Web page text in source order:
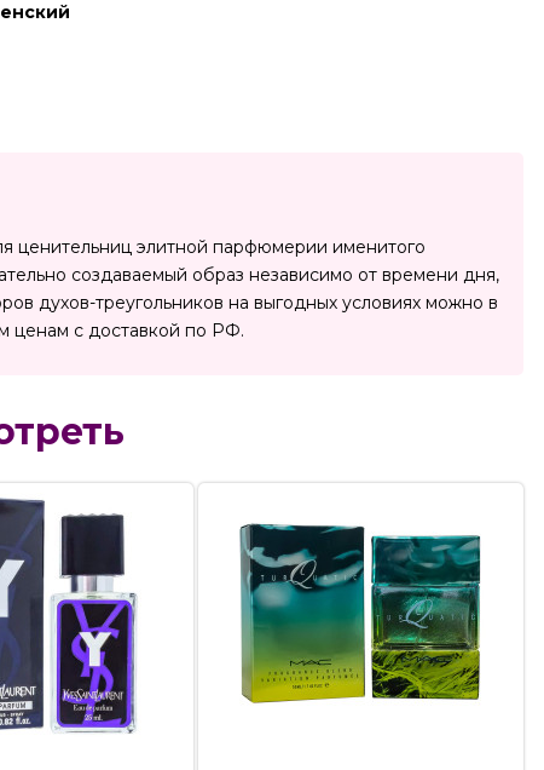
ценительниц элитной парфюмерии именитого
создаваемый образ независимо от времени дня,
духов-треугольников на выгодных условиях можно в
ценам с доставкой по РФ.